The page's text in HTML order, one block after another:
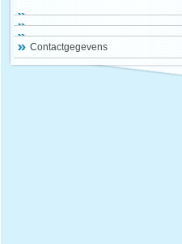
Contactgegevens